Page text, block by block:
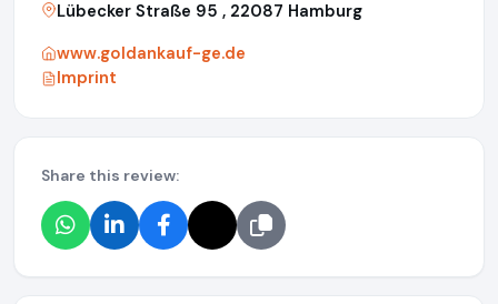
Lübecker Straße 95 , 22087 Hamburg
www.goldankauf-ge.de
Imprint
Share this review: